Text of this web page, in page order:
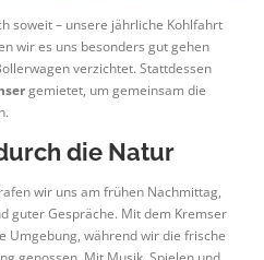
soweit – unsere jährliche Kohlfahrt
wir es uns besonders gut gehen
verzichtet. Stattdessen
gemietet, um gemeinsam die
die Natur
wir uns am frühen Nachmittag,
guter Gespräche. Mit dem Kremser
Umgebung, während wir die frische